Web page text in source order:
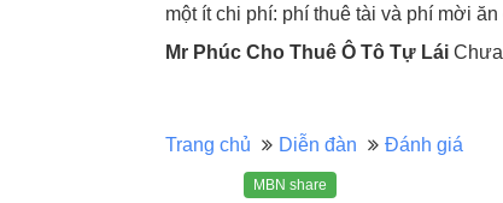
một ít chi phí: phí thuê tài và phí mời
Mr Phúc Cho Thuê Ô Tô Tự Lái
Trang chủ Diễn đàn Đánh giá
MBN share